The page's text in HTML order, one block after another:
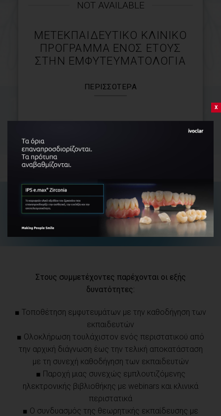
NOT AVAILABLE
ΜΕΤΕΚΠΑΙΔΕΥΤΙΚΌ ΚΛΙΝΙΚΌ
ΠΡΌΓΡΑΜΜΑ ΕΝΌΣ ΈΤΟΥΣ
ΣΤΗΝ ΕΜΦΥΤΕΥΜΑΤΟΛΟΓΊΑ
ΠΕΡΙΣΣΌΤΕΡΑ
Πληροφορίες
Στους συμμετέχοντες παρέχονται οι εξής
δυνατότητες:
■ Τοποθέτηση εμφυτευμάτων με την καθοδήγηση των
εκπαιδευτών
■ Ολοκλήρωση τουλάχιστον ενός περιστατικού από
την αρχική διάγνωση έως την τελική αποκατάσταση
με τη συνεχή καθοδήγηση των εκπαιδευτών
■ Παροχή μιας συνεχώς εμπλουτιζόμενης
ηλεκτρονικής βιβλιοθήκης με webinars και κλινικά
περιστατικά
■ Ο συνδυασμός της θεωρητικής εκπαίδευσης με
x